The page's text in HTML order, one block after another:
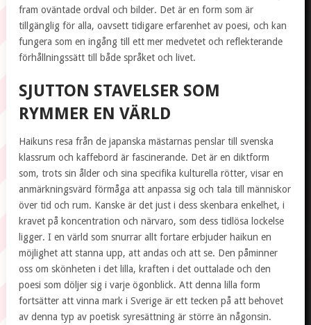
fram oväntade ordval och bilder. Det är en form som är
tillgänglig för alla, oavsett tidigare erfarenhet av poesi, och kan
fungera som en ingång till ett mer medvetet och reflekterande
förhållningssätt till både språket och livet.
SJUTTON STAVELSER SOM
RYMMER EN VÄRLD
Haikuns resa från de japanska mästarnas penslar till svenska
klassrum och kaffebord är fascinerande. Det är en diktform
som, trots sin ålder och sina specifika kulturella rötter, visar en
anmärkningsvärd förmåga att anpassa sig och tala till människor
över tid och rum. Kanske är det just i dess skenbara enkelhet, i
kravet på koncentration och närvaro, som dess tidlösa lockelse
ligger. I en värld som snurrar allt fortare erbjuder haikun en
möjlighet att stanna upp, att andas och att se. Den påminner
oss om skönheten i det lilla, kraften i det outtalade och den
poesi som döljer sig i varje ögonblick. Att denna lilla form
fortsätter att vinna mark i Sverige är ett tecken på att behovet
av denna typ av poetisk syresättning är större än någonsin.